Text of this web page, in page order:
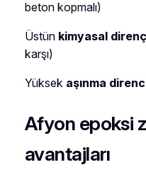
beton kopmalı)
Üstün kimyasal direnç
karşı)
Yüksek aşınma
Afyon epoksi
avantajları